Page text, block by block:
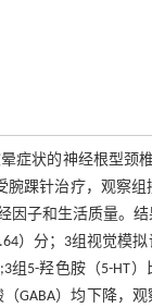
症状的神经根型颈
腕踝针治疗，观察
因子和生活质量。
）分；3组视觉模
5-羟色胺（5-HT）
GABA）均下降，观